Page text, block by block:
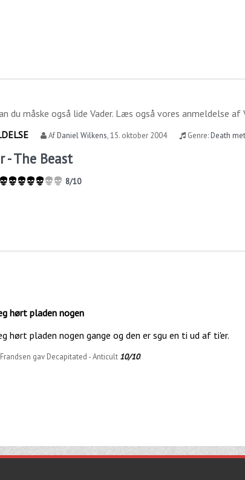
du måske også lide Vader. Læs også vores anmeldelse af
AfDaniel Wilkens,15. oktober 2004 Genre:Death
- The Beast
8/10
hørt pladen nogen
hørt pladen nogen gange og den er sgu en ti ud af ti'er.
gav Decapitated - Anticult 10/10.